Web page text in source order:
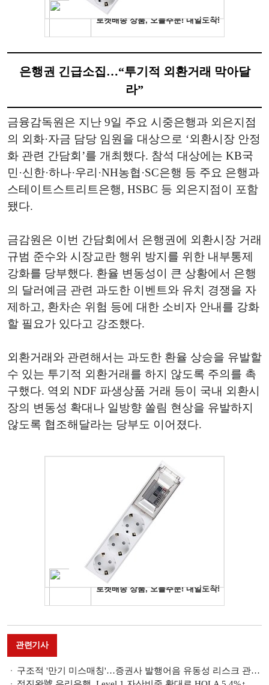
은행권 긴급소집…“투기적 외환거래 막아달
라”
금융감독원은 지난 9일 주요 시중은행과 외은지점
의 외화·자금 담당 임원을 대상으로 ‘외환시장 안정
화 관련 간담회’를 개최했다. 참석 대상에는 KB국
민·신한·하나·우리·NH농협·SC은행 등 주요 은행과
스테이트스트리트은행, HSBC 등 외은지점이 포함
됐다.
금감원은 이번 간담회에서 은행권에 외환시장 거래
규범 준수와 시장교란 행위 방지를 위한 내부통제
강화를 당부했다. 환율 변동성이 큰 상황에서 은행
의 달러예금 관련 과도한 이벤트와 유치 경쟁을 자
제하고, 환차손 위험 등에 대한 소비자 안내를 강화
할 필요가 있다고 강조했다.
외환거래와 관련해서는 과도한 환율 상승을 유발할
수 있는 투기적 외환거래를 하지 않도록 주의를 촉
구했다. 역외 NDF 파생상품 거래 등이 국내 외환시
장의 변동성 확대나 일방향 쏠림 현상을 유발하지
않도록 협조해달라는 당부도 이어졌다.
관련기사
구조적 '만기 미스매칭'…증권사 발행어음 유동성 리스크 관리 핵심 [발행어음 2.0 비교 분석 (3)]